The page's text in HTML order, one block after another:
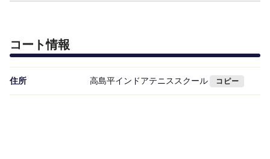
コート情報
住所 高島平インドアテニススクール コピー